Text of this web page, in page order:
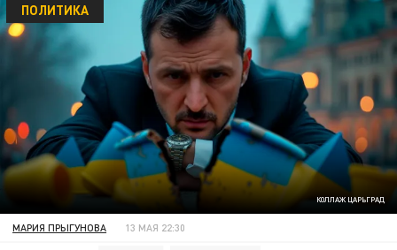
КОЛЛАЖ ЦАРЬГРАД
ПОЛИТИКА
МАРИЯ ПРЫГУНОВА 13 МАЯ 22:30